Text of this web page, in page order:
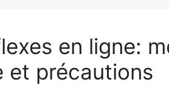
en ligne:
et précautions